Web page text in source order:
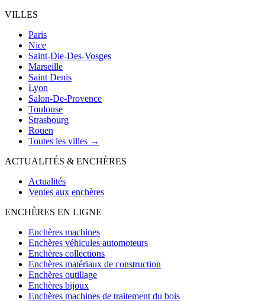
VILLES
Paris
Nice
Saint-Die-Des-Vosges
Marseille
Saint Denis
Lyon
Salon-De-Provence
Toulouse
Strasbourg
Rouen
Toutes les villes →
ACTUALITÉS & ENCHÈRES
Actualités
Ventes aux enchères
ENCHÈRES EN LIGNE
Enchères machines
Enchères véhicules automoteurs
Enchères collections
Enchères matériaux de construction
Enchères outillage
Enchères bijoux
Enchères machines de traitement du bois